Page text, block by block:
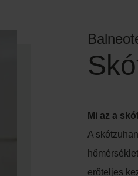
Mi az a
A
erőteljes